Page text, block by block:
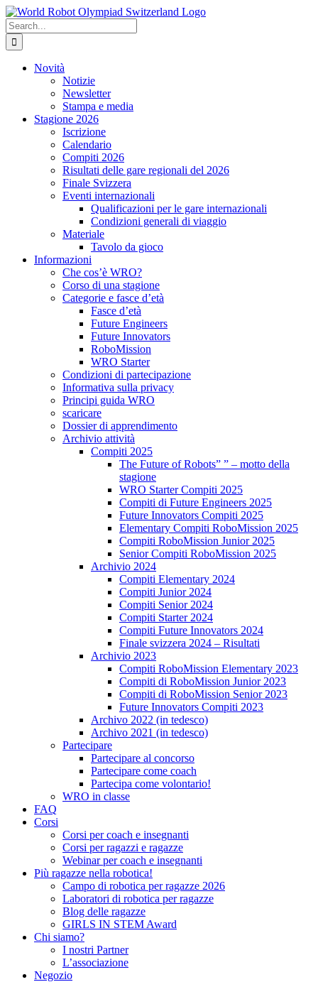
Skip
to
content
Search
for:
Novità
Notizie
Newsletter
Stampa e media
Stagione 2026
Iscrizione
Calendario
Compiti 2026
Risultati delle gare regionali del 2026
Finale Svizzera
Eventi internazionali
Qualificazioni per le gare internazionali
Condizioni generali di viaggio
Materiale
Tavolo da gioco
Informazioni
Che cos’è WRO?
Corso di una stagione
Categorie e fasce d’età
Fasce d’età
Future Engineers
Future Innovators
RoboMission
WRO Starter
Condizioni di partecipazione
Informativa sulla privacy
Principi guida WRO
scaricare
Dossier di apprendimento
Archivio attività
Compiti 2025
The Future of Robots” ” – motto della
stagione
WRO Starter Compiti 2025
Compiti di Future Engineers 2025
Future Innovators Compiti 2025
Elementary Compiti RoboMission 2025
Compiti RoboMission Junior 2025
Senior Compiti RoboMission 2025
Archivio 2024
Compiti Elementary 2024
Compiti Junior 2024
Compiti Senior 2024
Compiti Starter 2024
Compiti Future Innovators 2024
Finale svizzera 2024 – Risultati
Archivio 2023
Compiti RoboMission Elementary 2023
Compiti di RoboMission Junior 2023
Compiti di RoboMission Senior 2023
Future Innovators Compiti 2023
Archivo 2022 (in tedesco)
Archivo 2021 (in tedesco)
Partecipare
Partecipare al concorso
Partecipare come coach
Partecipa come volontario!
WRO in classe
FAQ
Corsi
Corsi per coach e insegnanti
Corsi per ragazzi e ragazze
Webinar per coach e insegnanti
Più ragazze nella robotica!
Campo di robotica per ragazze 2026
Laboratori di robotica per ragazze
Blog delle ragazze
GIRLS IN STEM Award
Chi siamo?
I nostri Partner
L’associazione
Negozio